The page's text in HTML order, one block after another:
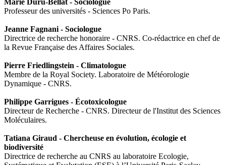
Professeur des universités - Sciences Po Paris.
Jeanne Fagnani - Sociologue
Directrice de recherche honoraire - CNRS. Co-rédactrice en chef de
la Revue Française des Affaires Sociales.
Pierre Friedlingstein - Climatologue
Membre de la Royal Society. Laboratoire de Météorologie
Dynamique - CNRS.
Philippe Garrigues - Écotoxicologue
Directeur de Recherche - CNRS. Directeur de l'Institut des Sciences
Moléculaires.
Tatiana Giraud - Chercheuse en évolution, écologie et
biodiversité
Directrice de recherche au CNRS au laboratoire Ecologie,